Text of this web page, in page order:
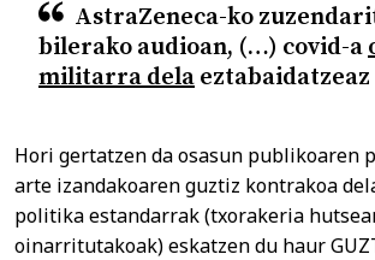
AstraZeneca-ko
bilerako audioan, (…) covid-a
militarra dela
Hori gertatzen da osasun publikoaren
arte izandakoaren guztiz kontrakoa
politika estandarrak (txorakeria
oinarritutakoak) eskatzen du haur